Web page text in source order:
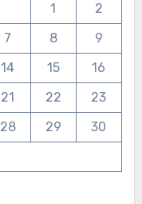
1
2
7 8
9
14 15
16
21 22
23
28 29
30